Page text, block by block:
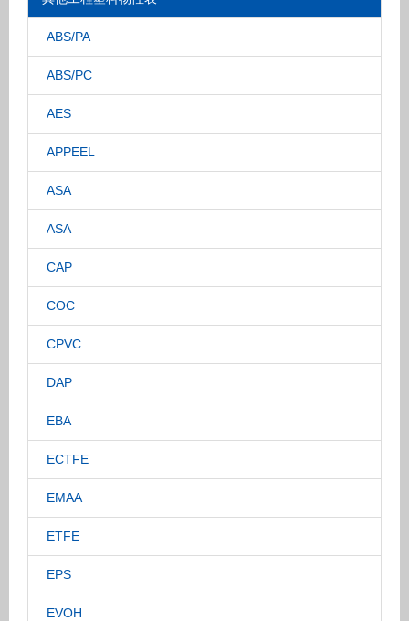
ABS/PA
ABS/PC
AES
APPEEL
ASA
ASA
CAP
COC
CPVC
DAP
EBA
ECTFE
EMAA
ETFE
EPS
EVOH